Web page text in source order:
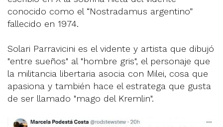
conocido como el “Nostradamus argentino”
fallecido en 1974.
Solari Parravicini es el vidente y artista que dibujó
"entre sueños" al "hombre gris", el personaje que
la militancia libertaria asocia con Milei, cosa que
apasiona y también hace el estratega que gusta
de ser llamado "mago del Kremlin".